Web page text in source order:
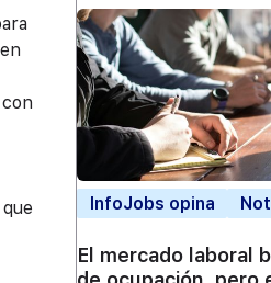
InfoJobs opina
El mercado laboral